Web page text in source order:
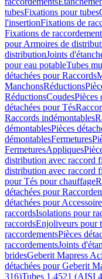
tubesFixations pour tubes
l'insertionFixations de
Fixations de
pour Armoires de
distributionJoints
pour eau potableTubes
détachées pour Raccords
ManchonsRéductions
RéductionsCoudesPièces
détachées pour Tés
Raccords indémontables
démontablesPièces
démontablesFermetures
FermeturesAppliques
distribution avec raccord
distribution avec raccord
pour Tés pour chauffage
détachées pour
détachées pour
raccordsIsolations pour
raccordsEnjoliveurs pour
raccordementsPièces
raccordementsJoints
bridesGeberit Mapress
détachées pour Geberit
316)Tubes 1.4521 (AISI